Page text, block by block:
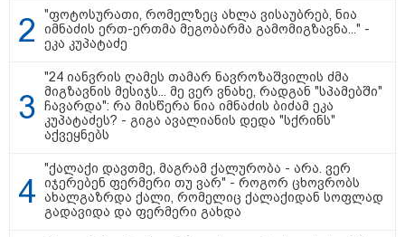
საზოგადოება
"ფოტოსურათი, რომელზეც ახლა ვისაუბრებ, ნია
იმნაძის ერთ-ერთმა მეგობარმა გამომიგზავნა..." -
ეკა კუპატაძე
"24 იანვრის ღამეს თამარ ნავროზაშვილის ძმა
მიგზავნის მესიჯს... მე ვერ ვნახე, რადგან "სპამებში"
ჩავარდა": რა მისწერა ნია იმნაძის ბიძამ ეკა
კუპატაძეს? - გიგა ავალიანის დედა "სქრინს"
აქვეყნებს
"ქალაქი დავთმე, მაგრამ ქალურობა - არა. ვერ
იჯერებენ ფერმერი თუ ვარ" - როგორ ცხოვრობს
ახალგაზრდა ქალი, რომელიც ქალაქიდან სოფლად
გადავიდა და ფერმერი გახდა